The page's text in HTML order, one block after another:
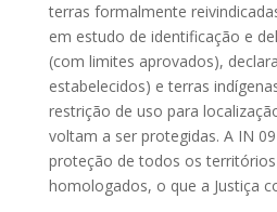
terras formalmente
em estudo de identificação e
(com limites aprovados),
estabelecidos) e terras
restrição de uso para
voltam a ser protegidas. A IN
proteção de todos os
homologados, o que a Justiça